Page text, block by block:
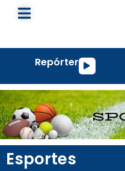
RepórterTocador
áudio
Esportes